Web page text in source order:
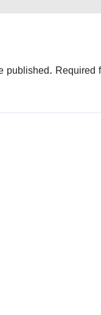
published. Required